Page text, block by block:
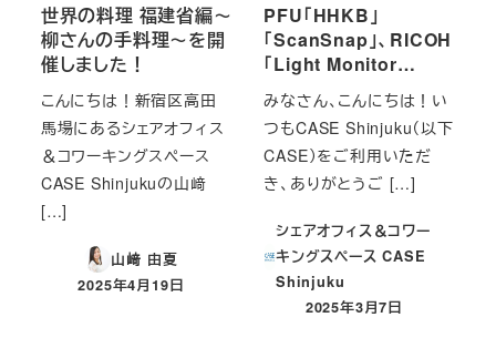
世界の料理 福建省編～
柳さんの手料理～を開
催しました！
こんにちは！新宿区高田
馬場にあるシェアオフィス
＆コワーキングスペース
CASE Shinjukuの山﨑
[…]
山﨑 由夏
投稿日
2025年4月19日
PFU「HHKB」
「ScanSnap」、RICOH
「Light Monitor…
みなさん、こんにちは！い
つもCASE Shinjuku（以下
CASE）をご利用いただ
き、ありがとうご […]
シェアオフィス＆コワー
キングスペース CASE
Shinjuku
投稿日
2025年3月7日